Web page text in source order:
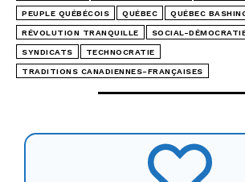
PEUPLE QUÉBÉCOIS QUÉBEC QUÉBEC
RÉVOLUTION TRANQUILLE SOCIAL-
SYNDICATS TECHNOCRATIE
TRADITIONS CANADIENNES-FRANÇAISES